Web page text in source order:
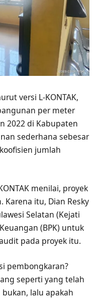
versi L-KONTAK,
per meter
2022 di Kabupaten
sederhana sebesar
jumlah
menilai, proyek
itu, Dian Resky
Selatan (Kejati
(BPK) untuk
pada proyek itu.
pembongkaran?
seperti yang telah
lalu apakah